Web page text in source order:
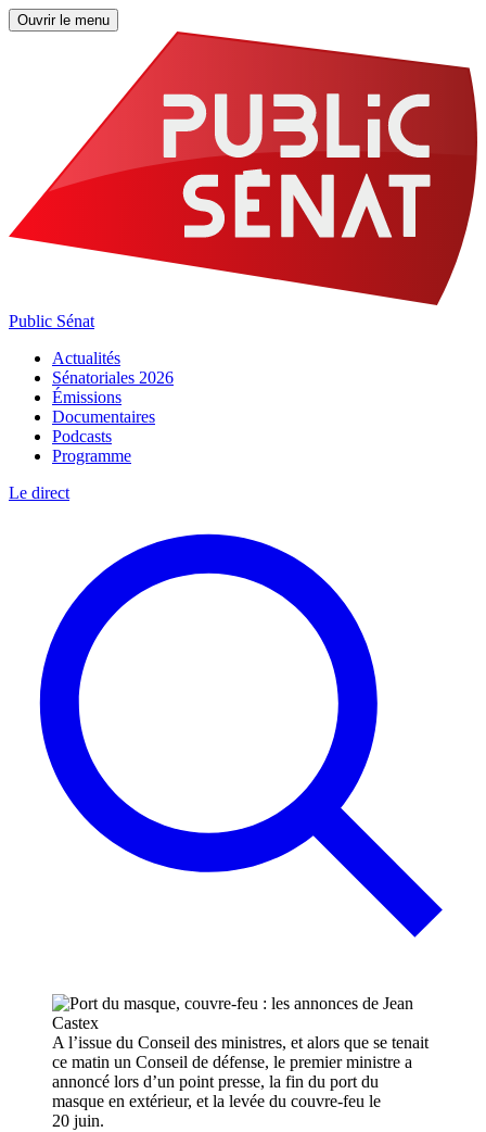
Ouvrir le menu
Public Sénat
Actualités
Sénatoriales 2026
Émissions
Documentaires
Podcasts
Programme
Le direct
A l’issue du Conseil des ministres, et alors que se tenait
ce matin un Conseil de défense, le premier ministre a
annoncé lors d’un point presse, la fin du port du
masque en extérieur, et la levée du couvre-feu le
20 juin.